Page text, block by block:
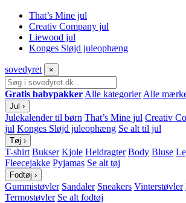
That’s Mine jul
Creativ Company jul
Liewood jul
Konges Sløjd juleophæng
sovedyret ×
Gratis babypakker Alle kategorier Alle
Jul ›
Julekalender til børn That’s Mine jul Creativ
jul Konges Sløjd juleophæng Se alt til jul
Tøj ›
T-shirt Bukser Kjole Heldragter Body Bluse
Fleecejakke Pyjamas Se alt tøj
Fodtøj ›
Gummistøvler Sandaler Sneakers Vinterstøvler
Termostøvler Se alt fodtøj